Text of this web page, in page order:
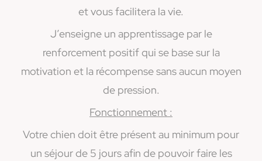
et vous facilitera la vie.
J’enseigne un apprentissage par le
renforcement positif qui se base sur la
motivation et la récompense sans aucun moyen
de pression.
Fonctionnement :
Votre chien doit être présent au minimum pour
un séjour de 5 jours afin de pouvoir faire les